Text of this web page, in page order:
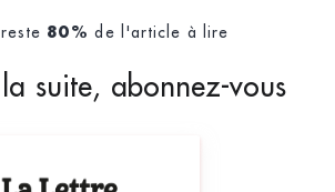
80% de l'article à lire
suite, abonnez-vous